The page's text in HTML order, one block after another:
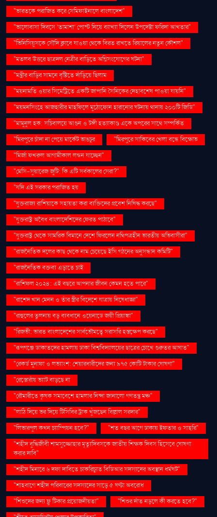
"ভারতকে পরাজিত করে সেমিফাইনালে বাংলাদেশ"
"ভালোবাসা দিবসে ‘তামাশা’ পোস্ট নিয়ে ব্যাখ্যা দিলেন উপদেষ্টা ফরিদা আখতার"
"ভিনিসিয়ুসকে সৌদি ক্লাবে যাওয়া থেকে বিরত রাখতে রিয়ালের নতুন কৌশল"
"মতলব উত্তরে ছাত্রদল নেত্রীর বাড়িতে অগ্নিসংযোগের ঘটনা"
"মন্ত্রীর বাড়ির সামনে বৃষ্টিতে দাঁড়িয়ে ছিলাম
"ময়নামতি ওয়ার সিমেট্রিতে একটি জাপানি সৈনিকের দেহাবশেষ পাওয়া যায়নি"
"ময়মনসিংহে আজহারীর মাহফিলে মুঠোফোন হারানোর ঘটনায় থানায় ২০০টি জিডি"
"মামুনুল হক: সচিবালয়ে আগুন ও টঙ্গী হত্যাকাণ্ড একে অপরের সাথে সম্পর্কিত
"মিরপুরে চাঁদা না পেয়ে মার্কেট ভাঙচুর
"মিরপুরে সাকিবের খেলা বন্ধে বিক্ষোভ
"মির্জা ফখরুল আগামীকাল লন্ডন যাচ্ছেন"
"মেসি-সুয়ারেজ জুটি: কি এটি সর্বকালের সেরা?"
"যদি এই সরকার পরাজিত হয়
"যুক্তরাজ্য রাশিয়াকে সহায়তা করা ব্যক্তিদের প্রবেশ নিষিদ্ধ করছে"
"যুক্তরাষ্ট্র অবৈধ বাংলাদেশিদের ফেরত পাঠাবে"
"যুক্তরাষ্ট্র থেকে সামরিক বিমানে দেশে ফিরলেন নথিপত্রহীন ভারতীয় অভিবাসীরা"
"রাজনৈতিক দলের কাছ থেকে নাম চেয়েছে ইসি গঠনের অনুসন্ধান কমিটি"
"রাজনৈতিক বক্তব্য এড়াতে চাই
"রাশিফল ২০২৪: এই বছরে আপনার জীবন কেমন হতে পারে"
"রাশেদ খান মেনন ও তাঁর স্ত্রীর বিদেশে যাত্রায় নিষেধাজ্ঞা"
"রাহুলের তুলনায় বড় ব্যবধানে ওয়েনাডে জয়ী প্রিয়াঙ্কা"
"রিজভী: ভারত বাংলাদেশের সার্বভৌমত্বে সরাসরি হস্তক্ষেপ করছে"
"রূপগঞ্জে ডাকাতদের হামলায় ঢাকা বিশ্ববিদ্যালয়ের ছাত্রের চোখে গুরুতর আঘাত"
"রেকর্ড মুনাফা ও লভ্যাংশ: শেয়ারধারীদের জন্য ৯৭৫ কোটি টাকার ঘোষণা"
"রেস্তোরাঁয় ভ্যাট বাড়ছে না
"রৌমারীতে কৃষক সমাবেশে হামলার নিন্দা জানালো গণতন্ত্র মঞ্চ"
"লাঠি দিয়ে ভর দিয়ে টিসিবির ট্রাক খুঁজছেন বিল্লাল সরদার"
"লিভারপুল কখন চ্যাম্পিয়ন হবে?"
"শত বছর আগে ঢাকায় ইফতার ও সাহ্‌রি"
"শহীদ বুদ্ধিজীবী শামসুজ্জোহার মৃত্যুদিবসকে জাতীয় শিক্ষক দিবস হিসেবে ঘোষণা
করার দাবি"
"শহীদ মিনারে ৬ দফা দাবিতে চাকরিচ্যুত বিডিআর সদস্যদের অবস্থান ধর্মঘট"
"শাহবাগে শহীদ পরিবারের সদস্যদের সাড়ে ৫ ঘণ্টা অবরোধ
"শিশুদের জন্য ফ্লু টিকার প্রয়োজনীয়তা"
"শিশুর দাঁত নড়লে কী করতে হবে?"